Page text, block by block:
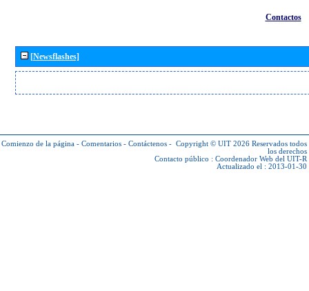
Contactos
[Newsflashes]
Comienzo de la página - Comentarios - Contáctenos - Copyright © UIT 2026 Reservados todos
los derechos
Contacto público : Coordenador Web del UIT-R
Actualizado el : 2013-01-30